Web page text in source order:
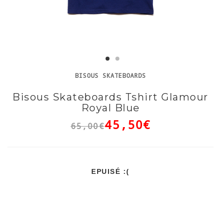
BISOUS SKATEBOARDS
Bisous Skateboards Tshirt Glamour
Royal Blue
65,00€45,50€
EPUISÉ :(